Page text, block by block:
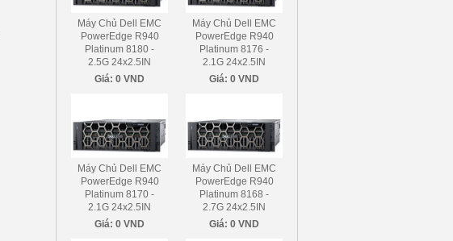
Máy Chủ Dell EMC
PowerEdge R940
Platinum 8180 -
2.5G 24x2.5IN
Giá: 0 VND
Máy Chủ Dell EMC
PowerEdge R940
Platinum 8176 -
2.1G 24x2.5IN
Giá: 0 VND
Máy Chủ Dell EMC
PowerEdge R940
Platinum 8170 -
2.1G 24x2.5IN
Giá: 0 VND
Máy Chủ Dell EMC
PowerEdge R940
Platinum 8168 -
2.7G 24x2.5IN
Giá: 0 VND